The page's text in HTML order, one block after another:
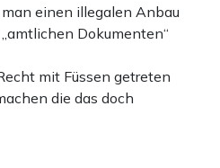
einen illegalen Anbau
Dokumenten“
mit Füssen getreten
die das doch